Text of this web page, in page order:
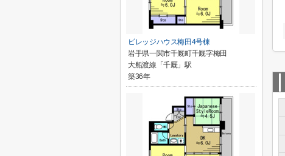
ビレッジハウス梅田4号棟
岩手県一関市千厩町千厩字梅田
大船渡線「千厩」駅
築36年